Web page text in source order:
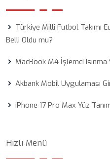
Türkiye Milli Futbol Takımı
Belli Oldu mu?
MacBook M4 İşlemci
Akbank Mobil Uygulaması
iPhone 17 Pro Max Yüz
Hızlı Menü